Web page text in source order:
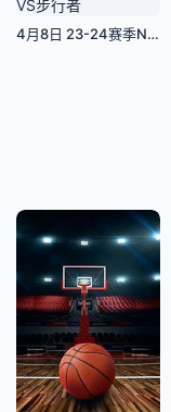
4月8日 23-24赛季NBA常规赛 热火VS步行者